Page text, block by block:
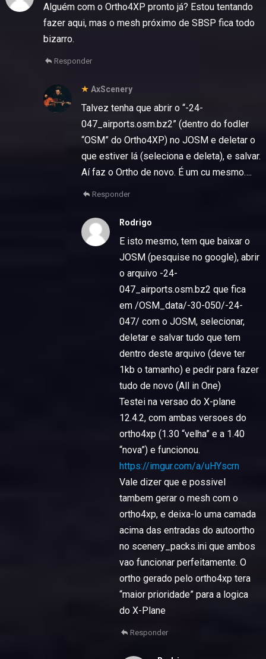
Alguém com o Ortho4XP pronto já? Estou tentando
fazer aqui, mas o mesh próximo de SBSP fica todo
bizarro.
Responder
AxScenery
Talvez tenha que abrir o “-24-
047_airports.osm.bz2” (dentro do fodler
“OSM” do Ortho4XP) no JOSM e deletar o
que estiver lá (seleciona e deleta), e salvar.
Aí faz o Ortho de novo. É um cu mesmo….
Responder
Rodrigo
E isto mesmo, tem que baixar o
JOSM (pesquise no google), abrir
o arquivo -24-
047_airports.osm.bz2 que fica
em /OSM_data/-30-050/-24-
047/ com o JOSM, selecionar,
deletar e salvar tudo que tem
dentro deste arquivo (deve ter
1kb o tamanho) e pedir para fazer
tudo de novo (All in One)
Testei na versao do X-plane
12.4.2, com ambas versoes do
ortho4xp (1.30 “velha” e a 1.40
“nova”) e funcionou.
https://imgur.com/a/uHYscrn
Vale dizer que e possivel
tambem gerar o mesh com o
ortho4xp, e deixa-lo uma camada
acima das entradas do autoortho
no scenery_packs.ini que ambos
vao funcionar perfeitamente. O
ortho gerado pelo ortho4xp tera
“maior prioridade” para a logica
do X-Plane
Responder